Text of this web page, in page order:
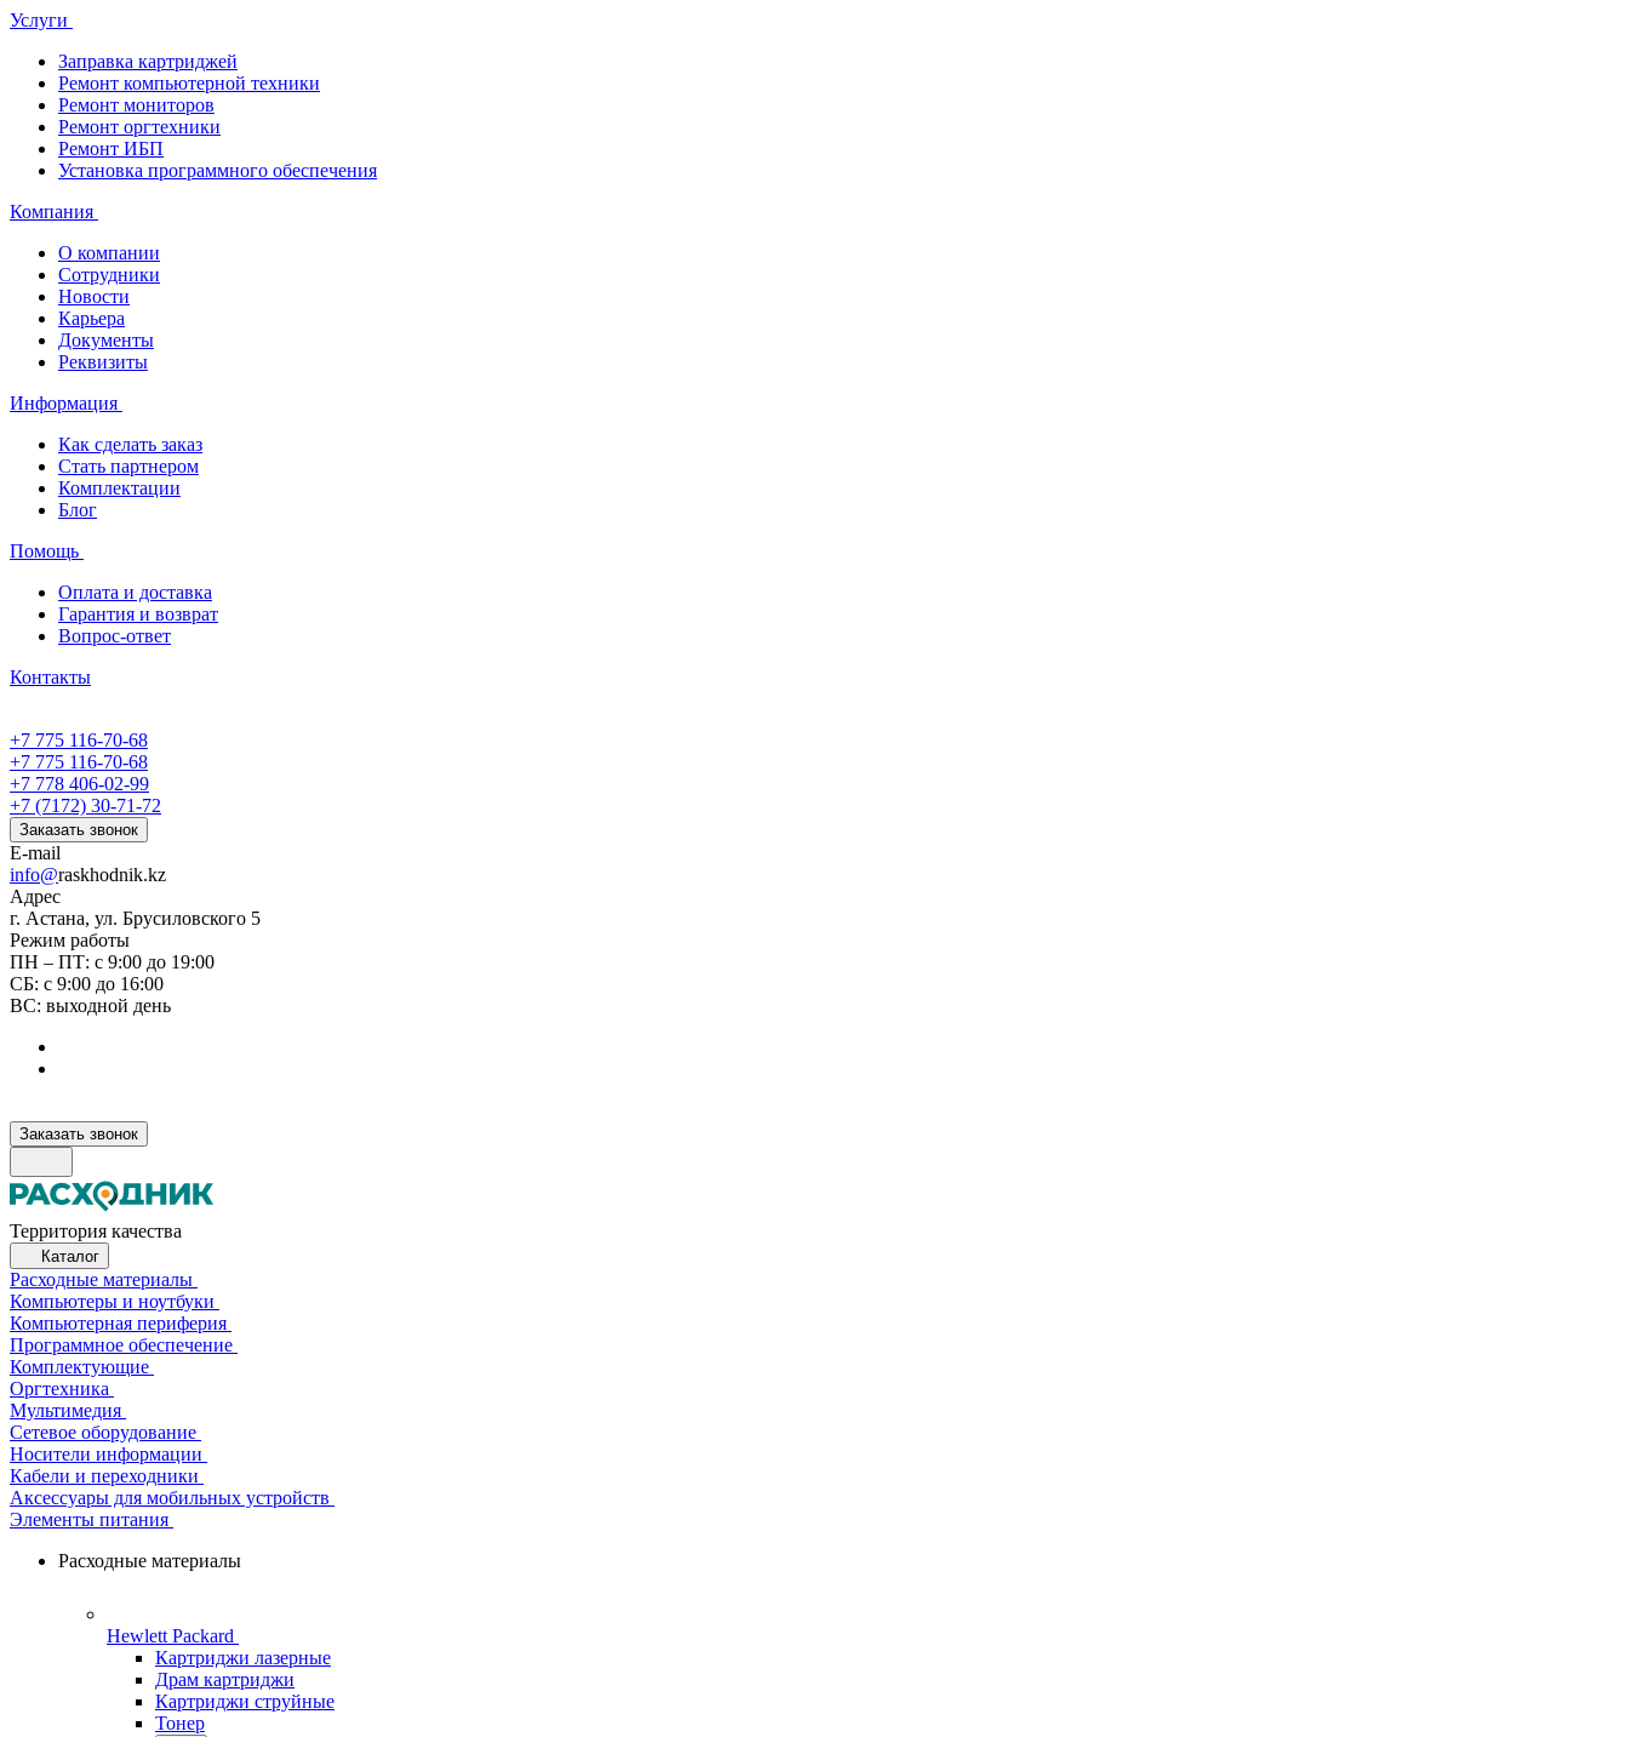
Услуги
Заправка картриджей
Ремонт компьютерной техники
Ремонт мониторов
Ремонт оргтехники
Ремонт ИБП
Установка программного обеспечения
Компания
О компании
Сотрудники
Новости
Карьера
Документы
Реквизиты
Информация
Как сделать заказ
Стать партнером
Комплектации
Блог
Помощь
Оплата и доставка
Гарантия и возврат
Вопрос-ответ
Контакты
+7 775 116-70-68
+7 775 116-70-68
+7 778 406-02-99
+7 (7172) 30-71-72
Заказать звонок
E-mail
info@raskhodnik.kz
Адрес
г. Астана, ул. Брусиловского 5
Режим работы
ПН – ПТ: с 9:00 до 19:00
СБ: с 9:00 до 16:00
ВС: выходной день
Заказать звонок
Территория качества
Каталог
Расходные материалы
Компьютеры и ноутбуки
Компьютерная периферия
Программное обеспечение
Комплектующие
Оргтехника
Мультимедия
Сетевое оборудование
Носители информации
Кабели и переходники
Аксессуары для мобильных устройств
Элементы питания
Расходные материалы
Hewlett Packard
Картриджи лазерные
Драм картриджи
Картриджи струйные
Тонер